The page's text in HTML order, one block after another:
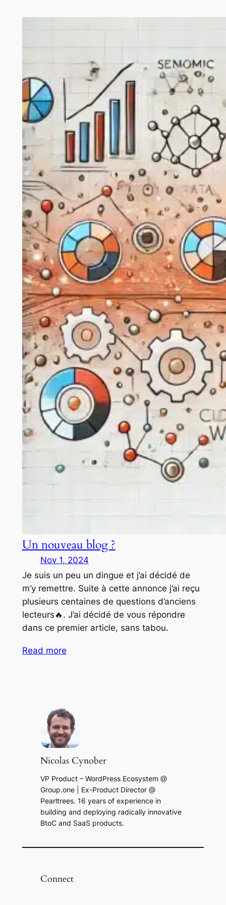
Un nouveau blog ?
Nov 1, 2024
Je suis un peu un dingue et j’ai décidé de
m’y remettre. Suite à cette annonce j’ai reçu
plusieurs centaines de questions d’anciens
lecteurs🔥. J’ai décidé de vous répondre
dans ce premier article, sans tabou.
Read more
Nicolas Cynober
VP Product – WordPress Ecosystem @
Group.one | Ex-Product Director @
Pearltrees. 16 years of experience in
building and deploying radically innovative
BtoC and SaaS products.
Connect